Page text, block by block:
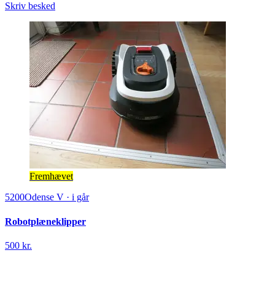
Skriv besked
Fremhævet
5200Odense V · i går
Robotplæneklipper
500 kr.